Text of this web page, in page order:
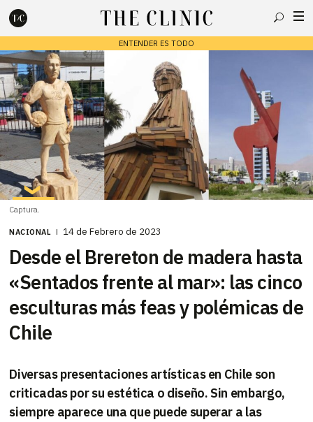
ENTENDER ES TODO
Escribe lo que deseas y presiona enter para buscar
Captura.
NACIONAL 14 de Febrero de 2023
Desde el Brereton de madera hasta
«Sentados frente al mar»: las cinco
esculturas más feas y polémicas de
Chile
Diversas presentaciones artísticas en Chile son
criticadas por su estética o diseño. Sin embargo,
siempre aparece una que puede superar a las